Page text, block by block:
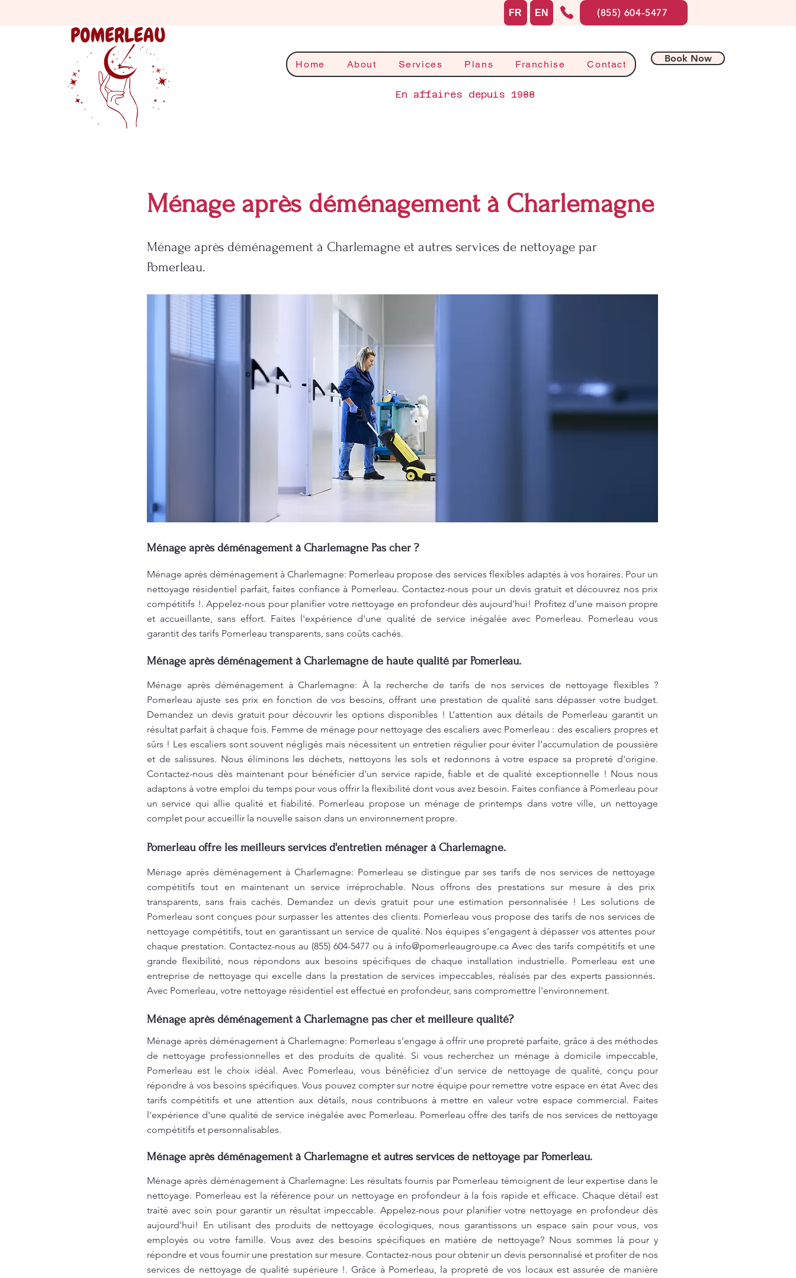
Home About Services Plans Franchise Contact
Book Now
En affaires depuis 1988
FR EN (855) 604-5477
Ménage après déménagement à Charlemagne
Ménage après déménagement à Charlemagne et autres services de nettoyage par
Pomerleau.
Ménage après déménagement à Charlemagne Pas cher ?
Ménage après déménagement à Charlemagne: Pomerleau propose des services flexibles adaptés à vos horaires. Pour un
nettoyage résidentiel parfait, faites confiance à Pomerleau. Contactez-nous pour un devis gratuit et découvrez nos prix
compétitifs !. Appelez-nous pour planifier votre nettoyage en profondeur dès aujourd'hui! Profitez d’une maison propre
et accueillante, sans effort. Faites l'expérience d'une qualité de service inégalée avec Pomerleau. Pomerleau vous
garantit des tarifs Pomerleau transparents, sans coûts cachés.
Ménage après déménagement à Charlemagne de haute qualité par Pomerleau.
Ménage après déménagement à Charlemagne: À la recherche de tarifs de nos services de nettoyage flexibles ?
Pomerleau ajuste ses prix en fonction de vos besoins, offrant une prestation de qualité sans dépasser votre budget.
Demandez un devis gratuit pour découvrir les options disponibles ! L’attention aux détails de Pomerleau garantit un
résultat parfait à chaque fois. Femme de ménage pour nettoyage des escaliers avec Pomerleau : des escaliers propres et
sûrs ! Les escaliers sont souvent négligés mais nécessitent un entretien régulier pour éviter l’accumulation de poussière
et de salissures. Nous éliminons les déchets, nettoyons les sols et redonnons à votre espace sa propreté d'origine.
Contactez-nous dès maintenant pour bénéficier d'un service rapide, fiable et de qualité exceptionnelle ! Nous nous
adaptons à votre emploi du temps pour vous offrir la flexibilité dont vous avez besoin. Faites confiance à Pomerleau pour
un service qui allie qualité et fiabilité. Pomerleau propose un ménage de printemps dans votre ville, un nettoyage
complet pour accueillir la nouvelle saison dans un environnement propre.
Pomerleau offre les meilleurs services d'entretien ménager à Charlemagne.
Ménage après déménagement à Charlemagne: Pomerleau se distingue par ses tarifs de nos services de nettoyage
compétitifs tout en maintenant un service irréprochable. Nous offrons des prestations sur mesure à des prix
transparents, sans frais cachés. Demandez un devis gratuit pour une estimation personnalisée ! Les solutions de
Pomerleau sont conçues pour surpasser les attentes des clients. Pomerleau vous propose des tarifs de nos services de
nettoyage compétitifs, tout en garantissant un service de qualité. Nos équipes s’engagent à dépasser vos attentes pour
chaque prestation. Contactez-nous au (855) 604-5477 ou à info@pomerleaugroupe.caAvec des tarifs compétitifs et une
grande flexibilité, nous répondons aux besoins spécifiques de chaque installation industrielle. Pomerleau est une
entreprise de nettoyage qui excelle dans la prestation de services impeccables, réalisés par des experts passionnés.
Avec Pomerleau, votre nettoyage résidentiel est effectué en profondeur, sans compromettre l'environnement.
Ménage après déménagement à Charlemagne pas cher et meilleure qualité?
Ménage après déménagement à Charlemagne: Pomerleau s’engage à offrir une propreté parfaite, grâce à des méthodes
de nettoyage professionnelles et des produits de qualité. Si vous recherchez un ménage à domicile impeccable,
Pomerleau est le choix idéal. Avec Pomerleau, vous bénéficiez d'un service de nettoyage de qualité, conçu pour
répondre à vos besoins spécifiques. Vous pouvez compter sur notre équipe pour remettre votre espace en état Avec des
tarifs compétitifs et une attention aux détails, nous contribuons à mettre en valeur votre espace commercial. Faites
l'expérience d'une qualité de service inégalée avec Pomerleau. Pomerleau offre des tarifs de nos services de nettoyage
compétitifs et personnalisables.
Ménage après déménagement à Charlemagne et autres services de nettoyage par Pomerleau.
Ménage après déménagement à Charlemagne: Les résultats fournis par Pomerleau témoignent de leur expertise dans le
nettoyage. Pomerleau est la référence pour un nettoyage en profondeur à la fois rapide et efficace. Chaque détail est
traité avec soin pour garantir un résultat impeccable. Appelez-nous pour planifier votre nettoyage en profondeur dès
aujourd'hui! En utilisant des produits de nettoyage écologiques, nous garantissons un espace sain pour vous, vos
employés ou votre famille. Vous avez des besoins spécifiques en matière de nettoyage? Nous sommes là pour y
répondre et vous fournir une prestation sur mesure. Contactez-nous pour obtenir un devis personnalisé et profiter de nos
services de nettoyage de qualité supérieure !. Grâce à Pomerleau, la propreté de vos locaux est assurée de manière